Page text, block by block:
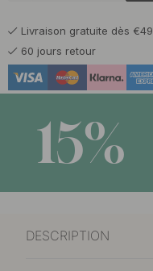
Livraison gratuite dès €49
60 jours retour
15%
DESCRIPTION